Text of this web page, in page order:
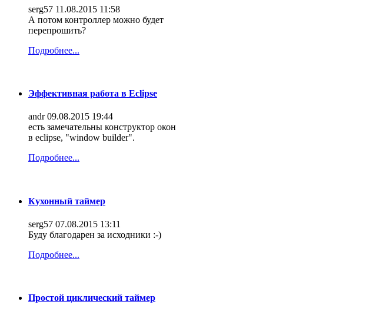
serg57 11.08.2015 11:58
А потом контроллер можно будет
перепрошить?
Подробнее...
Эффективная работа в Eclipse
andr 09.08.2015 19:44
есть замечательны конструктор окон
в eclipse, "window builder".
Подробнее...
Кухонный таймер
serg57 07.08.2015 13:11
Буду благодарен за исходники :-)
Подробнее...
Простой циклический таймер